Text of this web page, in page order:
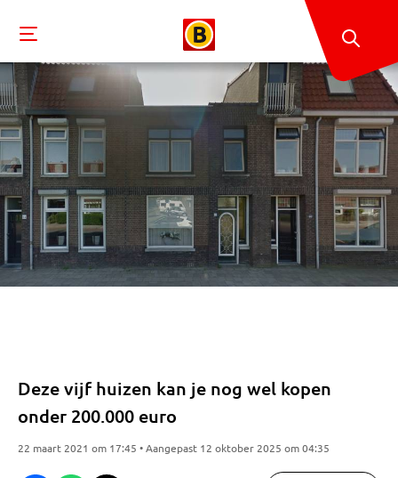
Deze vijf huizen kan je nog wel kopen
onder 200.000 euro
22 maart 2021 om 17:45 • Aangepast 12 oktober 2025 om 04:35